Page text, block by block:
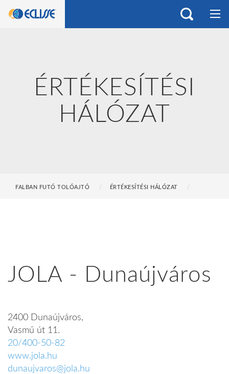
ÉRTÉKESÍTÉSI
HÁLÓZAT
FALBAN FUTÓ TOLÓAJTÓ ÉRTÉKESÍTÉSI HÁLÓZAT
JOLA - Dunaújváros
2400 Dunaújváros,
Vasmű út 11.
20/400-50-82
www.jola.hu
dunaujvaros@jola.hu